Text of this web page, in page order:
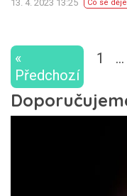
13. 4. 2023 13:25 Co se děje
«
Předchozí
1 …